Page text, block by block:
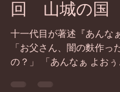
石門心学風土
回 山城の国
十一代目が著述『あんな
「お父さん、闇の麩作っ